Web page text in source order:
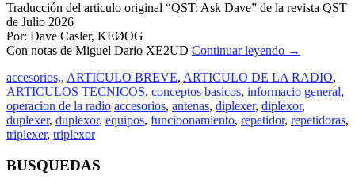
Traducción del articulo original “QST: Ask Dave” de la revista QST
de Julio 2026
Por: Dave Casler, KEØOG
Con notas de Miguel Dario XE2UD Continuar leyendo →
accesorios,, ARTICULO BREVE, ARTICULO DE LA RADIO,
ARTICULOS TECNICOS, conceptos basicos, informacio general,
operacion de la radio accesorios, antenas, diplexer, diplexor,
duplexer, duplexor, equipos, funcioonamiento, repetidor, repetidoras,
triplexer, triplexor
BUSQUEDAS